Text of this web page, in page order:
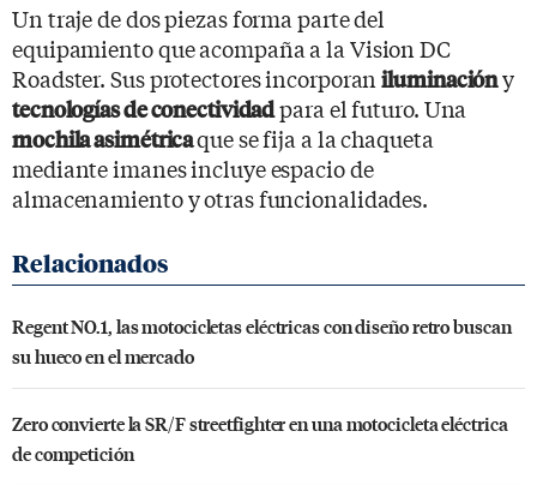
Un traje de dos piezas forma parte del
equipamiento que acompaña a la Vision DC
Roadster. Sus protectores incorporaniluminacióny
tecnologías de conectividadpara el futuro. Una
mochila asimétricaque se fija a la chaqueta
mediante imanes incluye espacio de
almacenamiento y otras funcionalidades.
Regent NO.1, las motocicletas eléctricas con diseño retro buscan
su hueco en el mercado
Zero convierte la SR/F streetfighter en una motocicleta eléctrica
de competición